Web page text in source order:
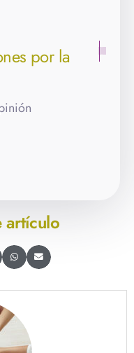
por la
artículo